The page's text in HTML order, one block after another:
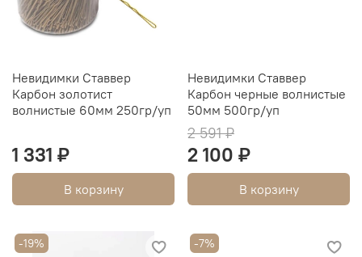
Невидимки Ставвер
Карбон золотист
волнистые 60мм 250гр/уп
1 331 ₽
В корзину
Невидимки Ставвер
Карбон черные волнистые
50мм 500гр/уп
2 591 ₽
2 100 ₽
В корзину
-19% -7%